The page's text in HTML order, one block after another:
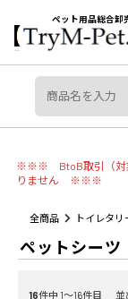
＜重要＞【オリ
ペット用品総合卸
※※※ BtoB取引（対業
りません ※※※
全商品 トイレタリ
ペットシーツ
16件中 1〜16件目 並